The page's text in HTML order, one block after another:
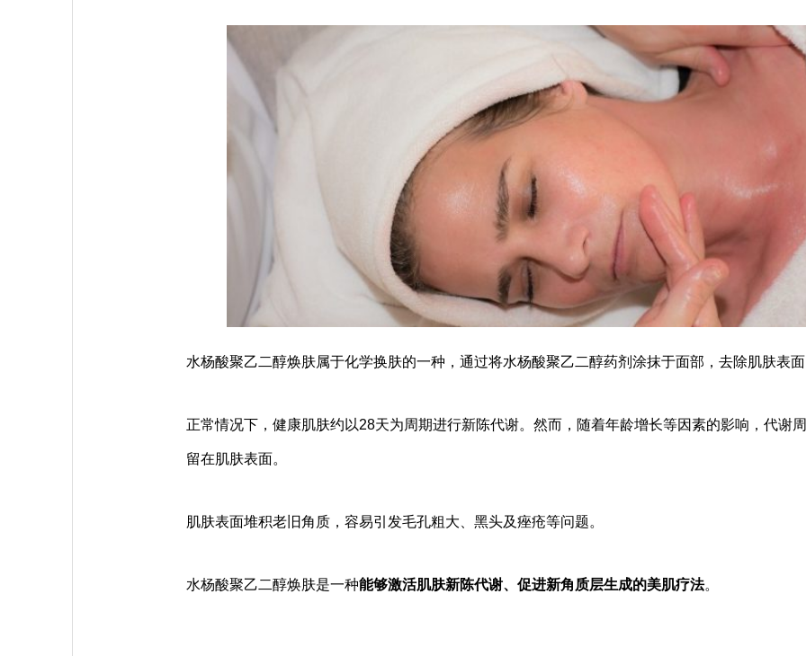
水杨酸聚乙二醇焕肤属于化学换肤的一种，通过将水杨酸聚乙二醇药剂涂抹于面部，去除肌肤表
正常情况下，健康肌肤约以28天为周期进行新陈代谢。然而，随着年龄增长等因素的影响，代谢
留在肌肤表面。
肌肤表面堆积老旧角质，容易引发毛孔粗大、黑头及痤疮等问题。
水杨酸聚乙二醇焕肤是一种能够激活肌肤新陈代谢、促进新角质层生成的美肌疗法。